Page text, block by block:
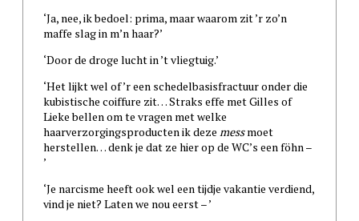
‘Ja, nee, ik bedoel: prima, maar waarom zit ’r zo’n
maffe slag in m’n haar?’
‘Door de droge lucht in ’t vliegtuig.’
‘Het lijkt wel of ’r een schedelbasisfractuur onder die
kubistische coiffure zit… Straks effe met Gilles of
Lieke bellen om te vragen met welke
haarverzorgingsproducten ik deze messmoet
herstellen… denk je dat ze hier op de WC’s een föhn –
’
‘Je narcisme heeft ook wel een tijdje vakantie verdiend,
vind je niet? Laten we nou eerst – ’